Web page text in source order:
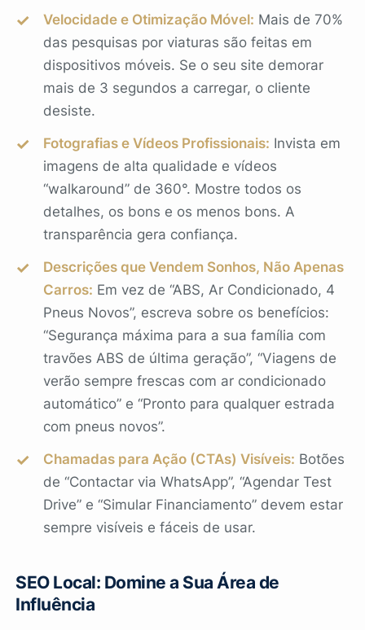
Velocidade e Otimização Móvel: Mais de 70%
das pesquisas por viaturas são feitas em
dispositivos móveis. Se o seu site demorar
mais de 3 segundos a carregar, o cliente
desiste.
Fotografias e Vídeos Profissionais: Invista em
imagens de alta qualidade e vídeos
“walkaround” de 360°. Mostre todos os
detalhes, os bons e os menos bons. A
transparência gera confiança.
Descrições que Vendem Sonhos, Não Apenas
Carros: Em vez de “ABS, Ar Condicionado, 4
Pneus Novos”, escreva sobre os benefícios:
“Segurança máxima para a sua família com
travões ABS de última geração”, “Viagens de
verão sempre frescas com ar condicionado
automático” e “Pronto para qualquer estrada
com pneus novos”.
Chamadas para Ação (CTAs) Visíveis: Botões
de “Contactar via WhatsApp”, “Agendar Test
Drive” e “Simular Financiamento” devem estar
sempre visíveis e fáceis de usar.
SEO Local: Domine a Sua Área de
Influência